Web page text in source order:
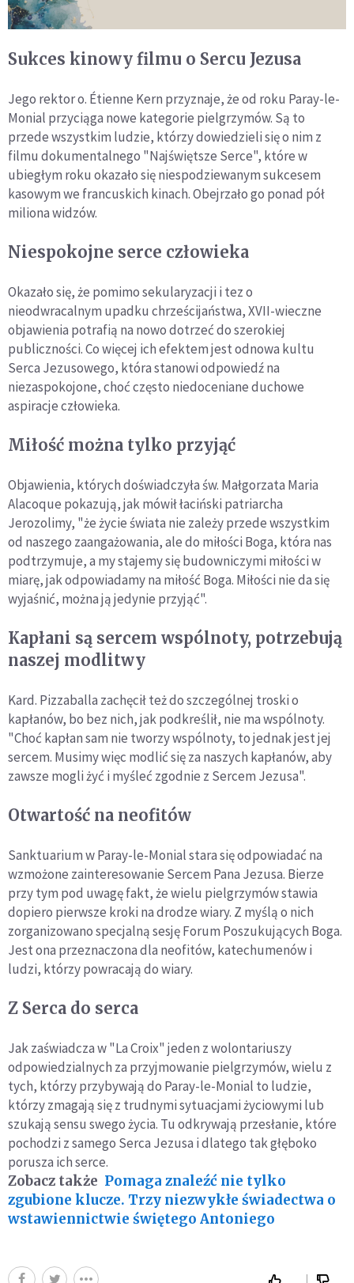
Sukces kinowy filmu o Sercu Jezusa
Jego rektor o. Étienne Kern przyznaje, że od roku Paray-le-
Monial przyciąga nowe kategorie pielgrzymów. Są to
przede wszystkim ludzie, którzy dowiedzieli się o nim z
filmu dokumentalnego "Najświętsze Serce", które w
ubiegłym roku okazało się niespodziewanym sukcesem
kasowym we francuskich kinach. Obejrzało go ponad pół
miliona widzów.
Niespokojne serce człowieka
Okazało się, że pomimo sekularyzacji i tez o
nieodwracalnym upadku chrześcijaństwa, XVII-wieczne
objawienia potrafią na nowo dotrzeć do szerokiej
publiczności. Co więcej ich efektem jest odnowa kultu
Serca Jezusowego, która stanowi odpowiedź na
niezaspokojone, choć często niedoceniane duchowe
aspiracje człowieka.
Miłość można tylko przyjąć
Objawienia, których doświadczyła św. Małgorzata Maria
Alacoque pokazują, jak mówił łaciński patriarcha
Jerozolimy, "że życie świata nie zależy przede wszystkim
od naszego zaangażowania, ale do miłości Boga, która nas
podtrzymuje, a my stajemy się budowniczymi miłości w
miarę, jak odpowiadamy na miłość Boga. Miłości nie da się
wyjaśnić, można ją jedynie przyjąć".
Kapłani są sercem wspólnoty, potrzebują
naszej modlitwy
Kard. Pizzaballa zachęcił też do szczególnej troski o
kapłanów, bo bez nich, jak podkreślił, nie ma wspólnoty.
"Choć kapłan sam nie tworzy wspólnoty, to jednak jest jej
sercem. Musimy więc modlić się za naszych kapłanów, aby
zawsze mogli żyć i myśleć zgodnie z Sercem Jezusa".
Otwartość na neofitów
Sanktuarium w Paray-le-Monial stara się odpowiadać na
wzmożone zainteresowanie Sercem Pana Jezusa. Bierze
przy tym pod uwagę fakt, że wielu pielgrzymów stawia
dopiero pierwsze kroki na drodze wiary. Z myślą o nich
zorganizowano specjalną sesję Forum Poszukujących Boga.
Jest ona przeznaczona dla neofitów, katechumenów i
ludzi, którzy powracają do wiary.
Z Serca do serca
Jak zaświadcza w "La Croix" jeden z wolontariuszy
odpowiedzialnych za przyjmowanie pielgrzymów, wielu z
tych, którzy przybywają do Paray-le-Monial to ludzie,
którzy zmagają się z trudnymi sytuacjami życiowymi lub
szukają sensu swego życia. Tu odkrywają przesłanie, które
pochodzi z samego Serca Jezusa i dlatego tak głęboko
porusza ich serce.
Zobacz także Pomaga znaleźć nie tylko
zgubione klucze. Trzy niezwykłe świadectwa o
wstawiennictwie świętego Antoniego